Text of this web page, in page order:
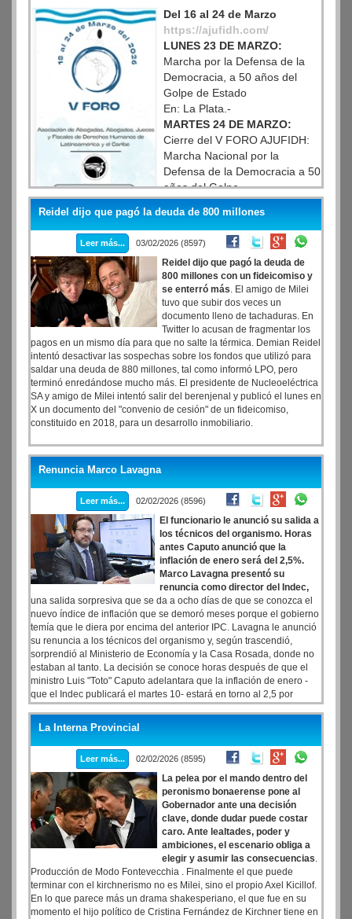
Del 16 al 24 de Marzo
https://ajufidh.com/
LUNES 23 DE MARZO:
Marcha por la Defensa de la
Democracia, a 50 años del
Golpe de Estado
En: La Plata.-
MARTES 24 DE MARZO:
Cierre del V FORO AJUFIDH:
Marcha Nacional por la
Defensa de la Democracia a 50
años del Golpe.
En: Ciudad Autónoma de
Buenos Aires.-
Reidel dijo que pagó la deuda de 800 millones
Leer más... 03/02/2026 (8597)
Reidel dijo que pagó la deuda de
800 millones con un fideicomiso y
se enterró más. El amigo de Milei
tuvo que subir dos veces un
documento lleno de tachaduras. En
Twitter lo acusan de fragmentar los
pagos en un mismo día para que no salte la térmica. Demian Reidel
intentó desactivar las sospechas sobre los fondos que utilizó para
saldar una deuda de 880 millones, tal como informó LPO, pero
terminó enredándose mucho más. El presidente de Nucleoeléctrica
SA y amigo de Milei intentó salir del berenjenal y publicó el lunes en
X un documento del "convenio de cesión" de un fideicomiso,
constituido en 2018, para un desarrollo inmobiliario.
Renuncia Marco Lavagna
Leer más... 02/02/2026 (8596)
El funcionario le anunció su salida a
los técnicos del organismo. Horas
antes Caputo anunció que la
inflación de enero será del 2,5%.
Marco Lavagna presentó su
renuncia como director del Indec,
una salida sorpresiva que se da a ocho días de que se conozca el
nuevo índice de inflación que se demoró meses porque el gobierno
temía que le diera por encima del anterior IPC. Lavagna le anunció
su renuncia a los técnicos del organismo y, según trascendió,
sorprendió al Ministerio de Economía y la Casa Rosada, donde no
estaban al tanto. La decisión se conoce horas después de que el
ministro Luis "Toto" Caputo adelantara que la inflación de enero -
que el Indec publicará el martes 10- estará en torno al 2,5 por
ciento. El número de enero es muy esperado ya que es el primero
que se realizó con los parámetros del nuevo IPC
La Interna Provincial
Leer más... 02/02/2026 (8595)
La pelea por el mando dentro del
peronismo bonaerense pone al
Gobernador ante una decisión
clave, donde dudar puede costar
caro. Ante lealtades, poder y
ambiciones, el escenario obliga a
elegir y asumir las consecuencias.
Producción de Modo Fontevecchia . Finalmente el que puede
terminar con el kirchnerismo no es Milei, sino el propio Axel Kicillof.
En lo que parece más un drama shakesperiano, el que fue en su
momento el hijo político de Cristina Fernández de Kirchner tiene en